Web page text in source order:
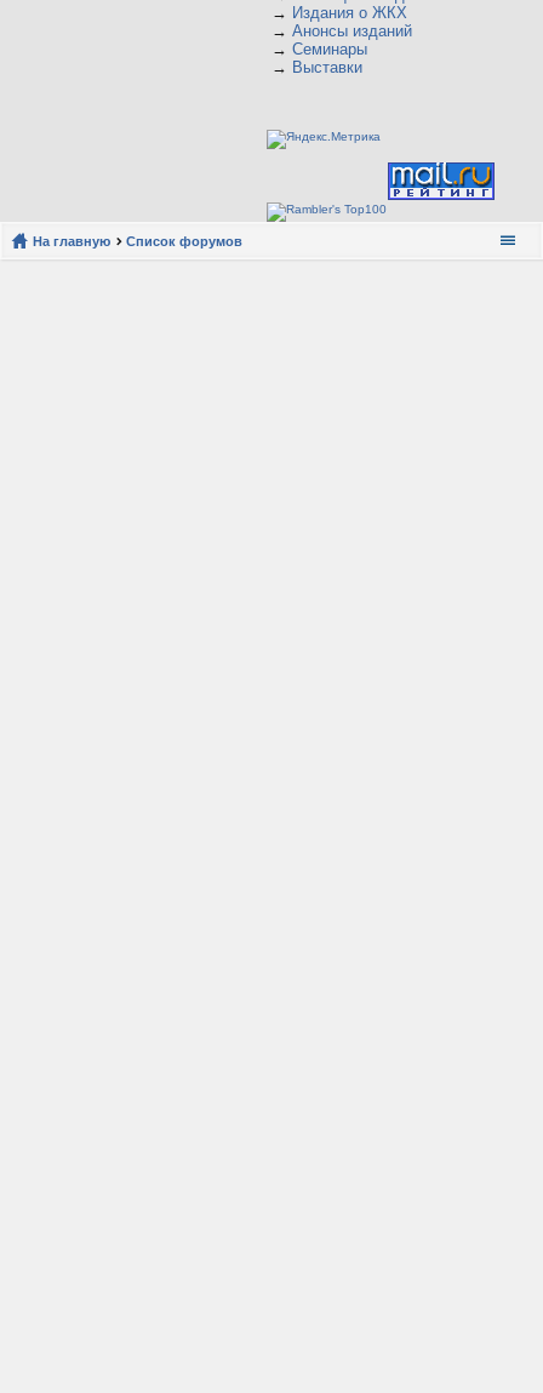
→ Издания о ЖКХ
→ Анонсы изданий
→ Семинары
→ Выставки
На главную Список форумов